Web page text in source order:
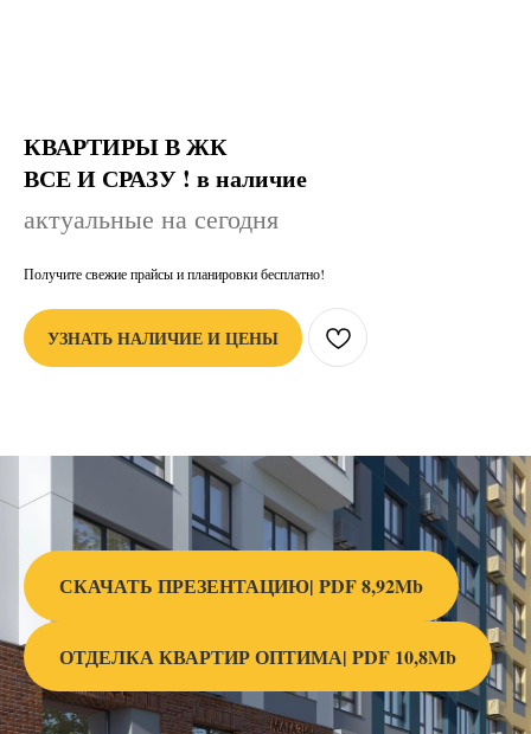
КВАРТИРЫ В ЖК
ВСЕ И СРАЗУ ! в наличие
актуальные на сегодня
Получите свежие прайсы и планировки бесплатно!
УЗНАТЬ НАЛИЧИЕ И ЦЕНЫ
СКАЧАТЬ ПРЕЗЕНТАЦИЮ| PDF 8,92Mb
ОТДЕЛКА КВАРТИР ОПТИМА| PDF 10,8Mb